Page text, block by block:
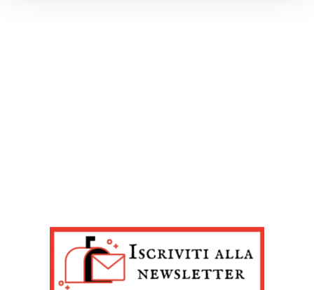
e imposta le tue preferenze nella sezione dettagli. Puoi
modificare o revocare il tuo consenso in qualsiasi
momento dalla Dichiarazione sui cookie. Utilizziamo i
cookie tecnici e, previo consenso, anche cookie di